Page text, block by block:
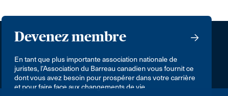
Devenez membre
En tant que plus importante association nationale de
juristes, l’Association du Barreau canadien vous fournit ce
dont vous avez besoin pour prospérer dans votre carrière
et pour faire face aux changements de vie.